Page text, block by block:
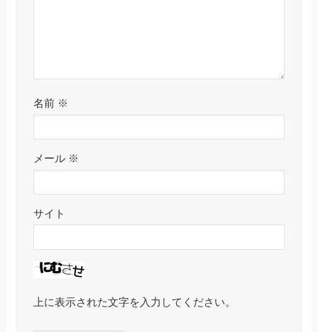
名前 ※
メール ※
サイト
上に表示された文字を入力してください。